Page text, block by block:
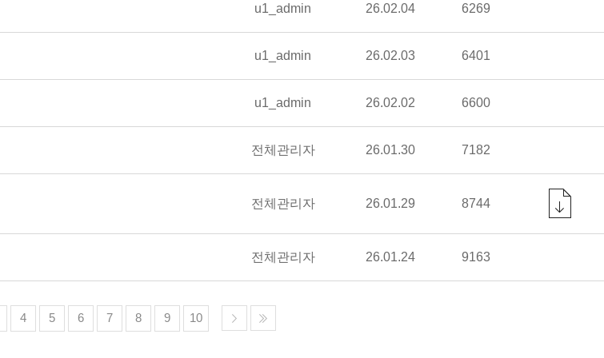
u1_admin 26.02.04 6269
u1_admin 26.02.03 6401
u1_admin 26.02.02 6600
전체관리자 26.01.30 7182
전체관리자 26.01.29 8744
전체관리자 26.01.24 9163
4 5 6 7 8 9 10